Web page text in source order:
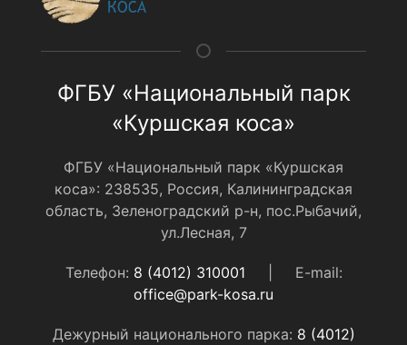
ФГБУ «Национальный парк
«Куршская коса»
ФГБУ «Национальный парк «Куршская
коса»: 238535, Россия, Калининградская
область, Зеленоградский р-н, пос.Рыбачий,
ул.Лесная, 7
Телефон: 8 (4012) 310001
E-mail:
office@park-kosa.ru
Дежурный национального парка: 8 (4012)